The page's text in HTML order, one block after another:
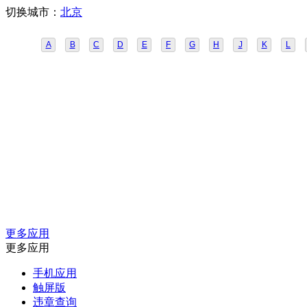
切换城市： 北京
A B C D E F G H J K L
更多应用
更多应用
手机应用
触屏版
违章查询